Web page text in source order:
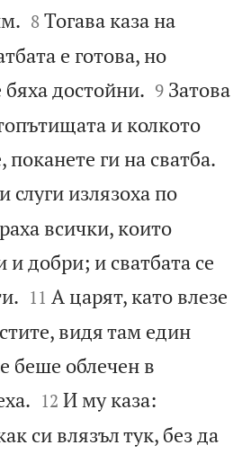


8 Тогава каза на
е готова, но
достойни. 

9 Затова
и колкото
поканете ги на сватба.
слуги излязоха по
всички, които
и добри; и сватбата се


11 А царят, като влезе
видя там един
беше облечен в


12 И му каза:
си влязъл тук, без да